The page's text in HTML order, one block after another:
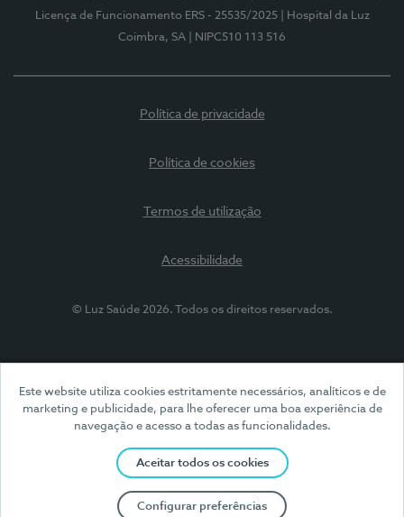
Este website utiliza cookies estritamente necessários, analíticos e de
marketing e publicidade, para lhe oferecer uma boa experiência de
navegação e acesso a todas as funcionalidades.
Aceitar todos os cookies
Configurar preferências
Licença de Funcionamento ERS - 25535/2025
| Hospital da Luz
Coimbra, SA
| NIPC510 113 516
Política de privacidade
Política de cookies
Termos de utilização
Acessibilidade
© Luz Saúde 2026. Todos os direitos reservados.